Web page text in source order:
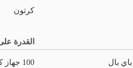
كرتون
القدرة
100 جهاز كمبيوتر شخصى كل شهر